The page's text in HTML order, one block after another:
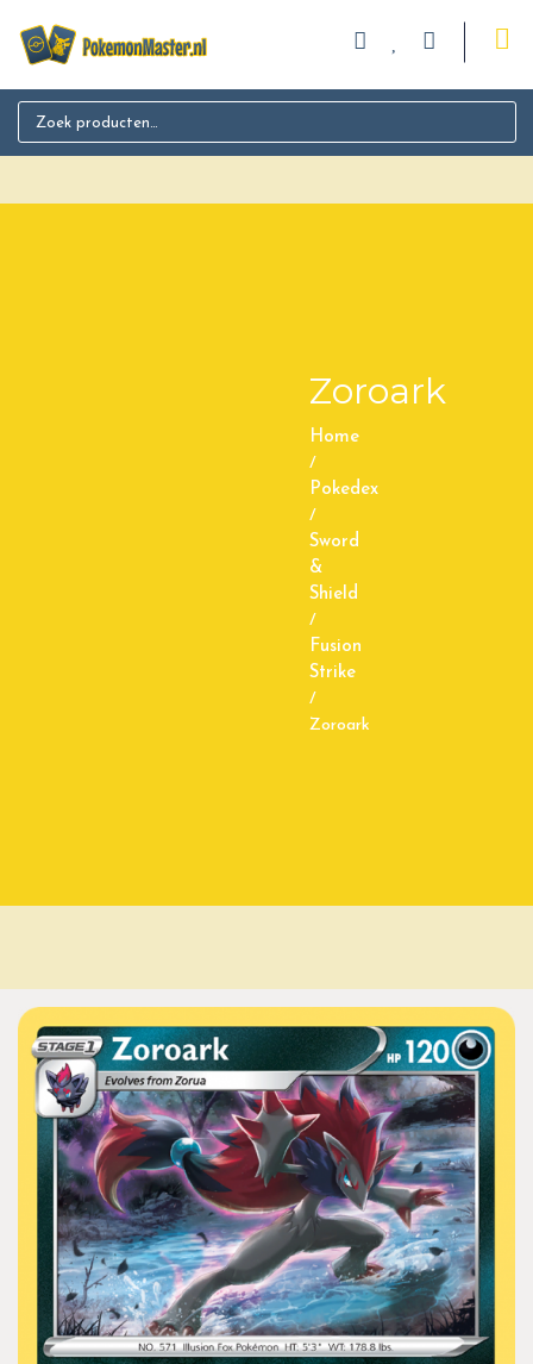
Search for:
Zoroark
Home
/
Pokedex
/
Sword
&
Shield
/
Fusion
Strike
/
Zoroark